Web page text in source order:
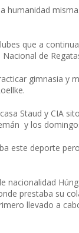
humanidad
que a
de
gimnasia
Staud y CIA
y los
este deporte
nacionalidad
prestaba su
llevado a